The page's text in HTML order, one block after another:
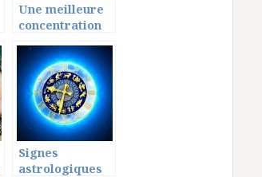
Une meilleure
concentration
meilleur
résultat
Signes
astrologiques